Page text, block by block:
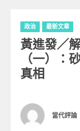
C
a
t
o
e
s
政治 最新文章
黃進發／
（一）：
真相
Author
當代評論